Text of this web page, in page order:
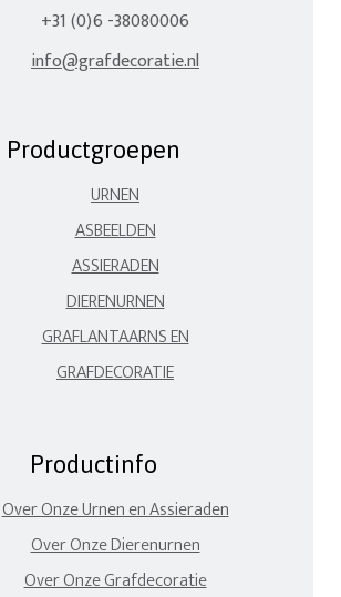
+31 (0)6 -38080006
info@grafdecoratie.nl
Productgroepen
URNEN
ASBEELDEN
ASSIERADEN
DIERENURNEN
GRAFLANTAARNS EN
GRAFDECORATIE
Productinfo
Over Onze Urnen en Assieraden
Over Onze Dierenurnen
Over Onze Grafdecoratie